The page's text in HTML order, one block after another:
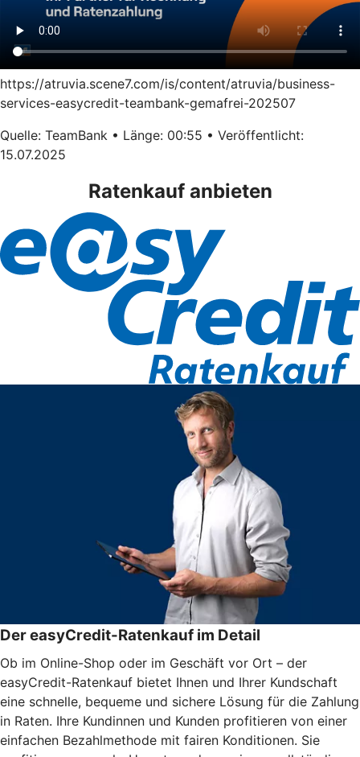
https://atruvia.scene7.com/is/content/atruvia/business-
services-easycredit-teambank-gemafrei-202507
Quelle: TeamBank • Länge: 00:55 • Veröffentlicht:
15.07.2025
Ratenkauf anbieten
Der easyCredit-Ratenkauf im Detail
Ob im Online-Shop oder im Geschäft vor Ort – der
easyCredit-Ratenkauf bietet Ihnen und Ihrer Kundschaft
eine schnelle, bequeme und sichere Lösung für die Zahlung
in Raten. Ihre Kundinnen und Kunden profitieren von einer
einfachen Bezahlmethode mit fairen Konditionen. Sie